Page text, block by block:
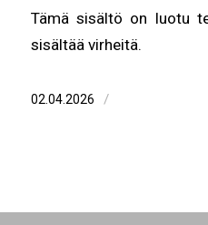
Tämä sisältö on luotu
sisältää virheitä.
02.04.2026 /